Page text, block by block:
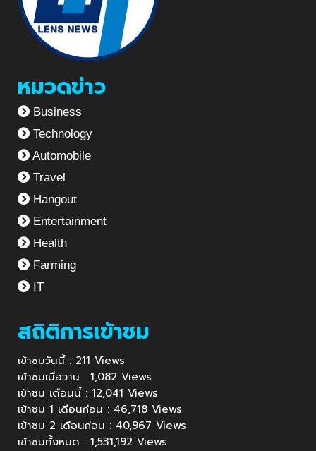
หมวดข่าว
Business
Technology
Automobile
Travel
Hangout
Entertainment
Health
Farming
IT
สถิติการเข้าชม
เข้าชมวันนี้ : 211 Views
เข้าชมเมื่อวาน : 1,082 Views
เข้าชม เดือนนี้ : 12,041 Views
เข้าชม 1 เดือนก่อน : 46,718 Views
เข้าชม 2 เดือนก่อน : 40,967 Views
เข้าชมทั้งหมด : 1,531,192 Views